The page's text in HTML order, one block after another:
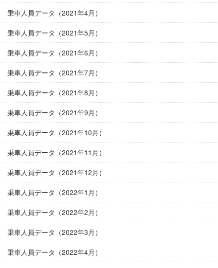
乗車人員データ（2021年4月）
乗車人員データ（2021年5月）
乗車人員データ（2021年6月）
乗車人員データ（2021年7月）
乗車人員データ（2021年8月）
乗車人員データ（2021年9月）
乗車人員データ（2021年10月）
乗車人員データ（2021年11月）
乗車人員データ（2021年12月）
乗車人員データ（2022年1月）
乗車人員データ（2022年2月）
乗車人員データ（2022年3月）
乗車人員データ（2022年4月）